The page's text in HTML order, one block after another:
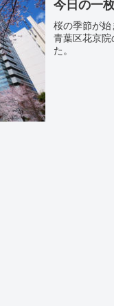
今日の一
桜の季節が始
青葉区花京
た。